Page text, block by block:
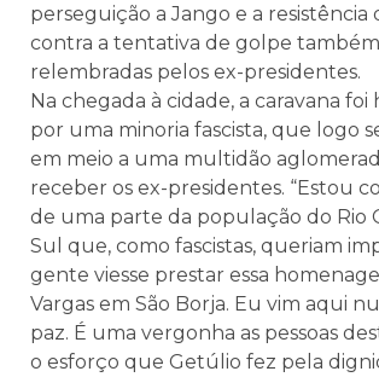
perseguição a Jango e a resistência
contra a tentativa de golpe
relembradas pelos ex-presidentes.
Na chegada à cidade, a caravana foi
por uma minoria fascista, que logo
em meio a uma multidão
receber os ex-presidentes. “Estou
de uma parte da população do Rio
Sul que, como fascistas, queriam
gente viesse prestar essa
Vargas em São Borja. Eu vim aqui
paz. É uma vergonha as pessoas
o esforço que Getúlio fez pela